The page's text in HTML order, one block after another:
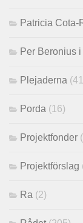
Patricia Cota-
Per Beronius
Plejaderna
Porda (16)
Projektfonder
Projektförslag
Ra (2)